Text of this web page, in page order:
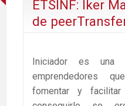
ETSINF: Iker
de
Iniciador es una
emprendedores
fomentar y facilitar